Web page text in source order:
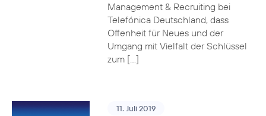
Management & Recruiting bei
Telefónica Deutschland, dass
Offenheit für Neues und der
Umgang mit Vielfalt der Schlüssel
zum […]
11. Juli 2019